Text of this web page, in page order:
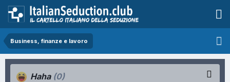
Business, finanze e lavoro
Haha (0)